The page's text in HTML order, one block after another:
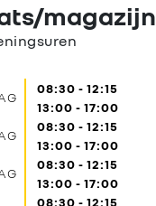
magazijn
08:30 - 12:15
13:00 - 17:00
08:30 - 12:15
13:00 - 17:00
08:30 - 12:15
13:00 - 17:00
08:30 - 12:15